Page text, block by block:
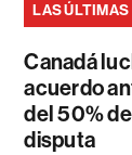
LAS ÚLTIMAS
Canadá
acuerdo
del 50%
disputa